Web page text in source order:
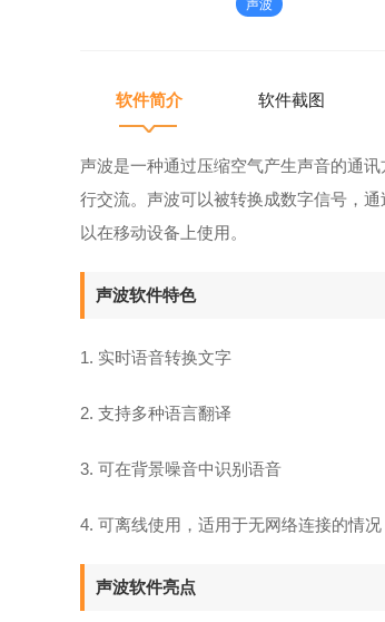
用。声波软件特色1.实时语音转换
声波
软件简介 软件截图
声波是一种通过压缩空气产生声音的通
行交流。声波可以被转换成数字信号，
以在移动设备上使用。
声波软件特色
1. 实时语音转换文字
2. 支持多种语言翻译
3. 可在背景噪音中识别语音
4. 可离线使用，适用于无网络连接的情况
声波软件亮点